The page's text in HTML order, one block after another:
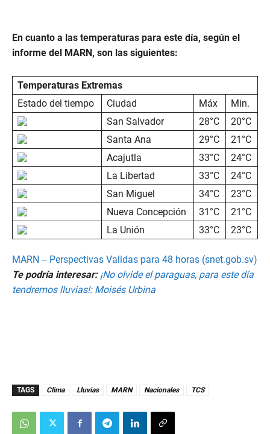
En cuanto a las temperaturas para este día, según el
informe del MARN, son las siguientes:
Temperaturas Extremas
Estado del tiempo
Ciudad Máx
Min.
San Salvador
28°C
20°C
Santa Ana
29°C
21°C
Acajutla
33°C
24°C
La Libertad
33°C
24°C
San Miguel
34°C
23°C
Nueva Concepción
31°C
21°C
La Unión
33°C 23°C
MARN – Perspectivas Validas para 48 horas (snet.gob.sv)
Te podría interesar: ¡No olvide el paraguas, para este día
tendremos lluvias!: Moisés Urbina
TAGS Clima Lluvias MARN Nacionales TCS